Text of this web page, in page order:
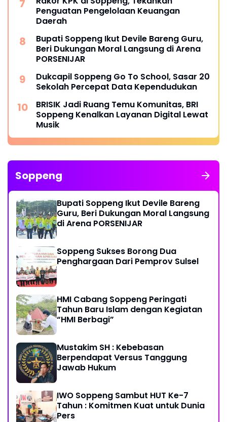
Penguatan Pengelolaan Keuangan
Daerah
Bupati Soppeng Ikut Devile Bareng Guru,
Beri Dukungan Moral Langsung di Arena
PORSENIJAR
Dukcapil Soppeng Go To School, Sasar 20
Sekolah Percepat Data Kependudukan
BRISIK Jadi Ruang Temu Komunitas, BRI
Soppeng Kenalkan Layanan Digital Lewat
Musik
Soppeng
Bupati Soppeng Ikut Devile Bareng
Guru, Beri Dukungan Moral Langsung
di Arena PORSENIJAR
Soppeng Sukses Borong Dua
Penghargaan Dari Pemprov Sulsel
HMI Cabang Soppeng Peringati
Tahun Baru Islam dengan Kegiatan
“HMI Berbagi”
Mustakim SH : Kebebasan
Berpendapat Versus Tanggung
Jawab Hukum
IWO Soppeng Sambut HUT Ke-7
Tahun : Komitmen Kuat untuk Dunia
Pers